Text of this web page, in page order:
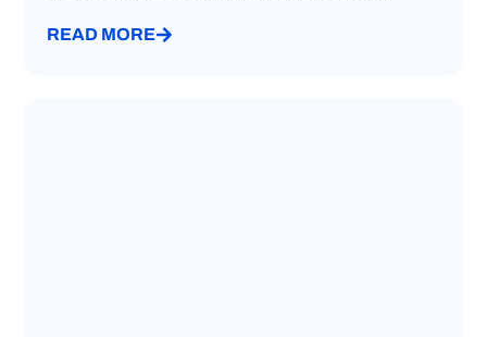
READ MORE